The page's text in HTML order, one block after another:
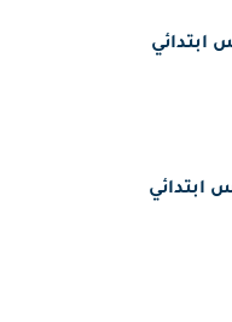
ابتدائي
ابتدائي